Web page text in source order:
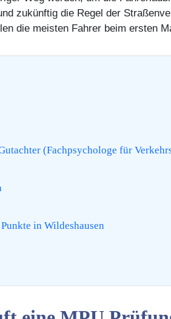
zukünftig die Regel der
die meisten Fahrer beim ersten
(Fachpsychologe für
in Wildeshausen